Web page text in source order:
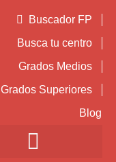
Buscador FP
Busca tu centro
Grados Medios
Grados Superiores
Blog